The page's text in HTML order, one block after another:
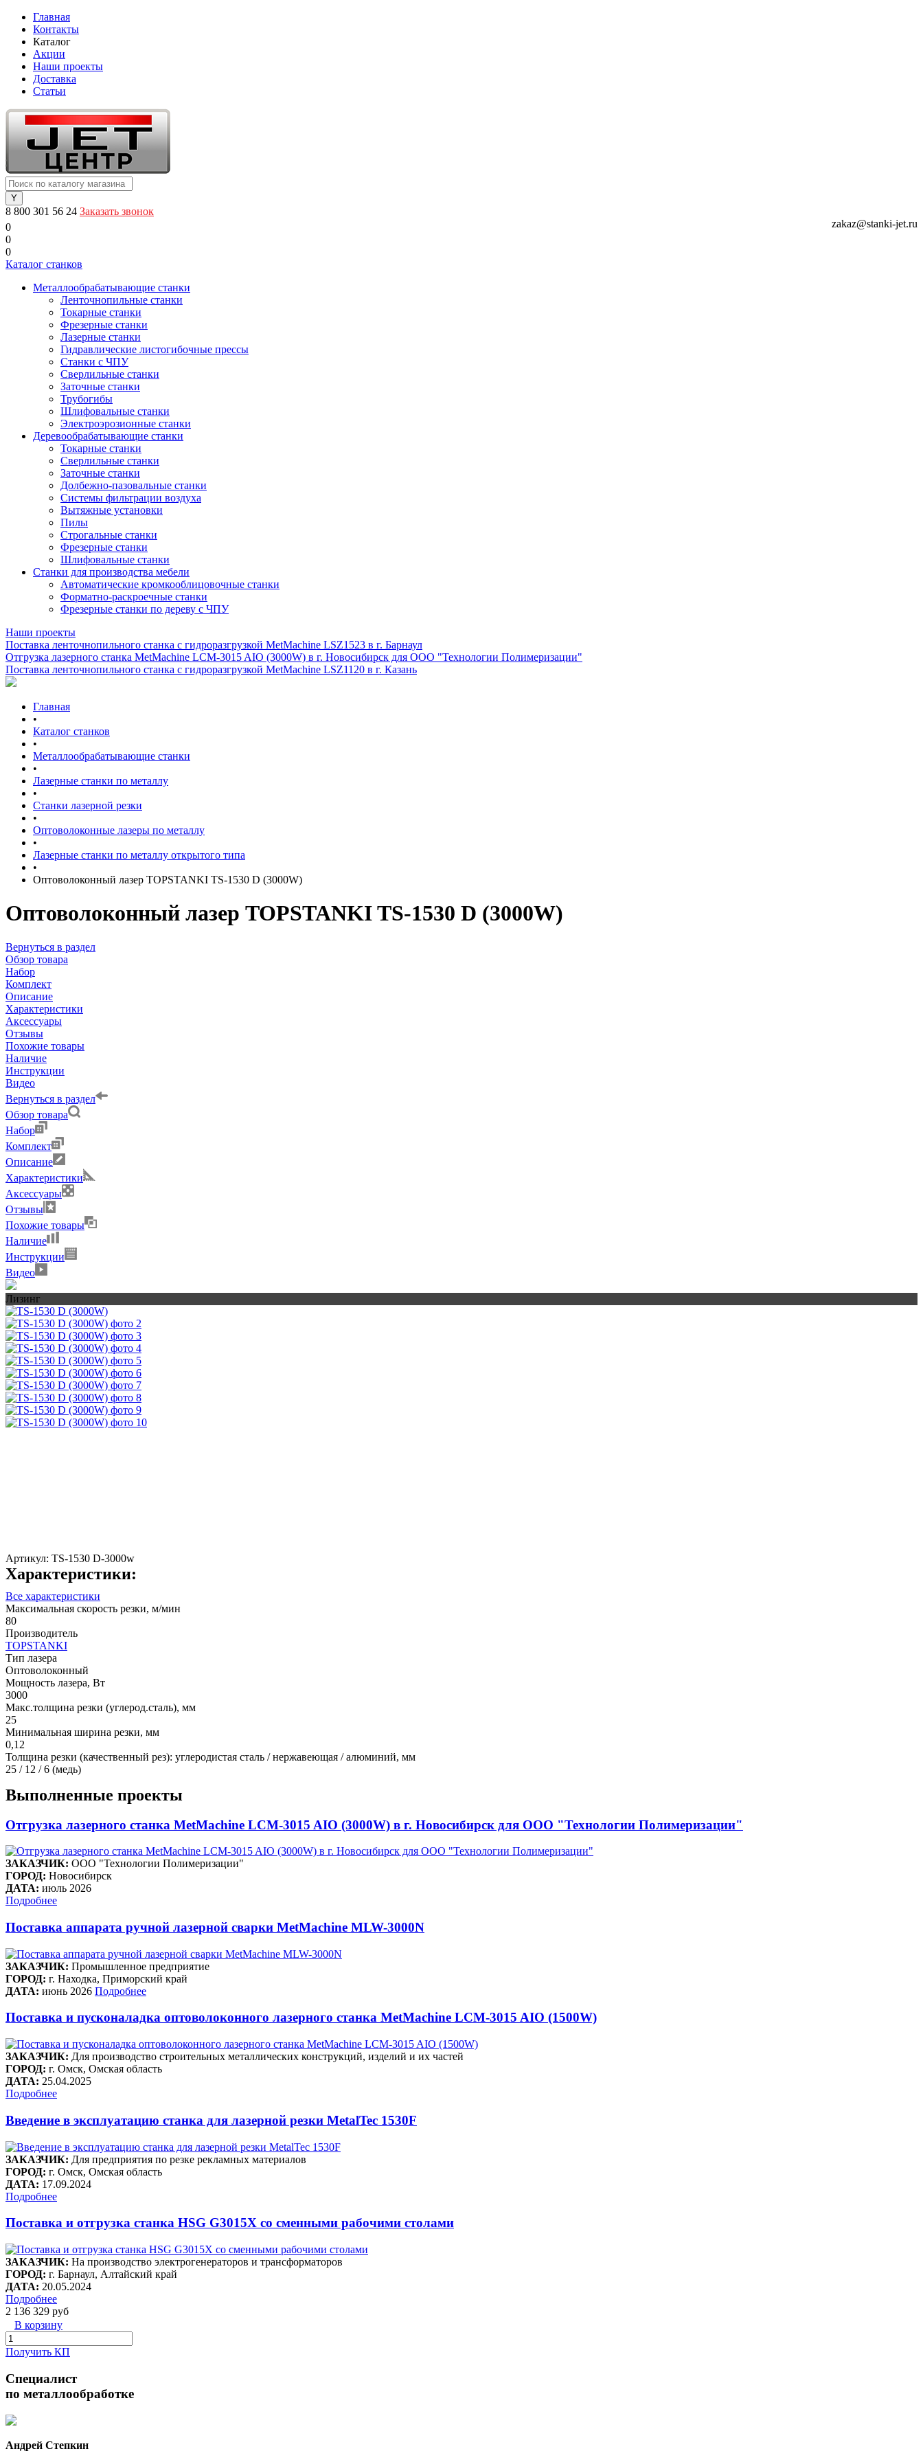
Главная
Контакты
Каталог
Акции
Наши проекты
Доставка
Статьи
8 800 301 56 24 Заказать звонок
zakaz@stanki-jet.ru
0
0
0
Каталог станков
Металлообрабатывающие станки
Ленточнопильные станки
Токарные станки
Фрезерные станки
Лазерные станки
Гидравлические листогибочные прессы
Станки с ЧПУ
Сверлильные станки
Заточные станки
Трубогибы
Шлифовальные станки
Электроэрозионные станки
Деревообрабатывающие станки
Токарные станки
Сверлильные станки
Заточные станки
Долбежно-пазовальные станки
Системы фильтрации воздуха
Вытяжные установки
Пилы
Строгальные станки
Фрезерные станки
Шлифовальные станки
Станки для производства мебели
Автоматические кромкооблицовочные станки
Форматно-раскроечные станки
Фрезерные станки по дереву с ЧПУ
Наши проекты
Поставка ленточнопильного станка c гидроразгрузкой MetMachine LSZ1523 в г. Барнаул
Отгрузка лазерного станка MetMachine LCM-3015 AIO (3000W) в г. Новосибирск для ООО "Технологии Полимеризации"
Поставка ленточнопильного станка c гидроразгрузкой MetMachine LSZ1120 в г. Казань
Главная
•
Каталог станков
•
Металлообрабатывающие станки
•
Лазерные станки по металлу
•
Станки лазерной резки
•
Оптоволоконные лазеры по металлу
•
Лазерные станки по металлу открытого типа
•
Оптоволоконный лазер TOPSTANKI TS-1530 D (3000W)
Оптоволоконный лазер TOPSTANKI TS-1530 D (3000W)
Вернуться в раздел
Обзор товара
Набор
Комплект
Описание
Характеристики
Аксессуары
Отзывы
Похожие товары
Наличие
Инструкции
Видео
Вернуться в раздел
Обзор товара
Набор
Комплект
Описание
Характеристики
Аксессуары
Отзывы
Похожие товары
Наличие
Инструкции
Видео
Лизинг
Артикул: TS-1530 D-3000w
Характеристики:
Все характеристики
Максимальная скорость резки, м/мин
80
Производитель
TOPSTANKI
Тип лазера
Оптоволоконный
Мощность лазера, Вт
3000
Макс.толщина резки (углерод.сталь), мм
25
Минимальная ширина резки, мм
0,12
Толщина резки (качественный рез): углеродистая сталь / нержавеющая / алюминий, мм
25 / 12 / 6 (медь)
Выполненные проекты
Отгрузка лазерного станка MetMachine LCM-3015 AIO (3000W) в г. Новосибирск для ООО "Технологии Полимеризации"
ЗАКАЗЧИК: ООО "Технологии Полимеризации"
ГОРОД: Новосибирск
ДАТА: июль 2026
Подробнее
Поставка аппарата ручной лазерной сварки MetMachine MLW-3000N
ЗАКАЗЧИК: Промышленное предприятие
ГОРОД: г. Находка, Приморский край
ДАТА: июнь 2026 Подробнее
Поставка и пусконаладка оптоволоконного лазерного станка MetMachine LCM-3015 AIO (1500W)
ЗАКАЗЧИК: Для производство строительных металлических конструкций, изделий и их частей
ГОРОД: г. Омск, Омская область
ДАТА: 25.04.2025
Подробнее
Введение в эксплуатацию станка для лазерной резки MetalTec 1530F
ЗАКАЗЧИК: Для предприятия по резке рекламных материалов
ГОРОД: г. Омск, Омская область
ДАТА: 17.09.2024
Подробнее
Поставка и отгрузка станка HSG G3015X со сменными рабочими столами
ЗАКАЗЧИК: На производство электрогенераторов и трансформаторов
ГОРОД: г. Барнаул, Алтайский край
ДАТА: 20.05.2024
Подробнее
2 136 329 руб
В корзину
Получить КП
Специалист
по металлообработке
Андрей Степкин